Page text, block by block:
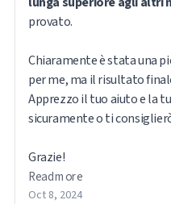
provato.
Chiaramente è stata una
per me, ma il risultato
Apprezzo il tuo aiuto e la
sicuramente o ti
Grazie!
Read more
Oct 8, 2024